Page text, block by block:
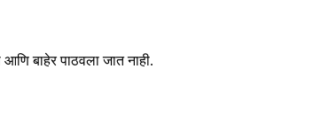
बाहेर पाठवला जात नाही.